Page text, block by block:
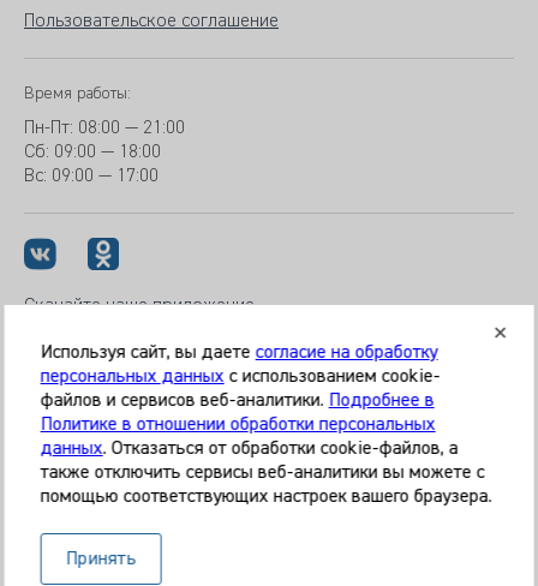
Пользовательское соглашение
Время работы:
Пн-Пт: 08:00 — 21:00
Сб: 09:00 — 18:00
Вс: 09:00 — 17:00
Скачайте наше приложение
© 2026 Клиника «МЕДИКАЛ ОН ГРУП»
Все права защищены
Информация, представленная на сайте, является
постановки диагноза, назначения лечения. Необходима
очная консультация специалиста. Используя данный сайт,
Используя сайт, вы даете согласие на обработку
персональных данныхс использованием cookie-
файлов и сервисов веб-аналитики. Подробнее в
Политике в отношении обработки персональных
данных. Отказаться от обработки cookie-файлов, а
также отключить сервисы веб-аналитики вы можете с
помощью соответствующих настроек вашего браузера.
Принять